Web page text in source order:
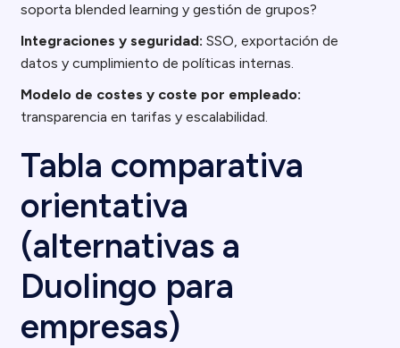
soporta blended learning y gestión de grupos?
Integraciones y seguridad: SSO, exportación de
datos y cumplimiento de políticas internas.
Modelo de costes y coste por empleado:
transparencia en tarifas y escalabilidad.
Tabla comparativa
orientativa
(alternativas a
Duolingo para
empresas)